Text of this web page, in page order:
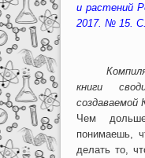
и растений
2017. № 15. С.
книги
создаваемой
Чем
понимаешь,
делать то,